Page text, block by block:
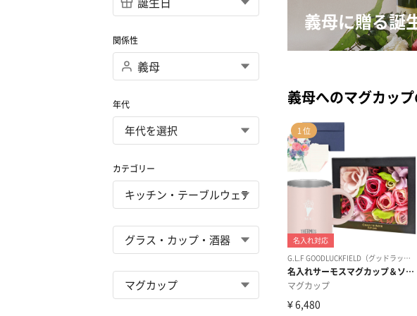
関係性
年代
カテゴリー
義母に贈る誕
義母へのマグカッ